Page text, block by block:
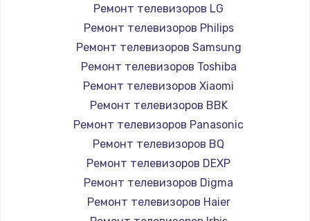
Ремонт телевизоров LG
Ремонт телевизоров Philips
Ремонт телевизоров Samsung
Ремонт телевизоров Toshiba
Ремонт телевизоров Xiaomi
Ремонт телевизоров BBK
Ремонт телевизоров Panasonic
Ремонт телевизоров BQ
Ремонт телевизоров DEXP
Ремонт телевизоров Digma
Ремонт телевизоров Haier